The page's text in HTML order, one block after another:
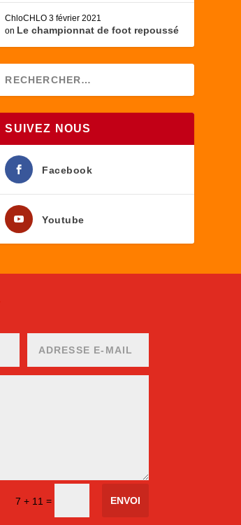
ChloCHLO 3 février 2021
on Le championnat de foot repoussé
SUIVEZ NOUS
Facebook
Youtube
7 + 11 = ENVOI